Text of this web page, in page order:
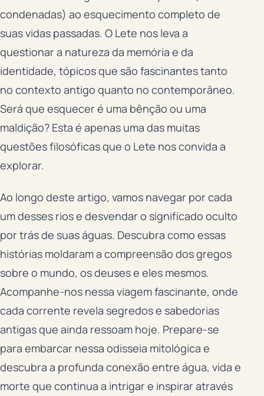
condenadas) ao esquecimento completo de
suas vidas passadas. O Lete nos leva a
questionar a natureza da memória e da
identidade, tópicos que são fascinantes tanto
no contexto antigo quanto no contemporâneo.
Será que esquecer é uma bênção ou uma
maldição? Esta é apenas uma das muitas
questões filosóficas que o Lete nos convida a
explorar.
Ao longo deste artigo, vamos navegar por cada
um desses rios e desvendar o significado oculto
por trás de suas águas. Descubra como essas
histórias moldaram a compreensão dos gregos
sobre o mundo, os deuses e eles mesmos.
Acompanhe-nos nessa viagem fascinante, onde
cada corrente revela segredos e sabedorias
antigas que ainda ressoam hoje. Prepare-se
para embarcar nessa odisseia mitológica e
descubra a profunda conexão entre água, vida e
morte que continua a intrigar e inspirar através